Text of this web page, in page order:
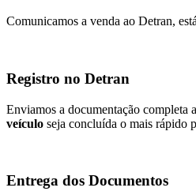
Comunicamos a venda ao Detran,
Registro no Detran
Enviamos a documentação completa
veículo seja concluída o mais rápido
Entrega dos Documentos